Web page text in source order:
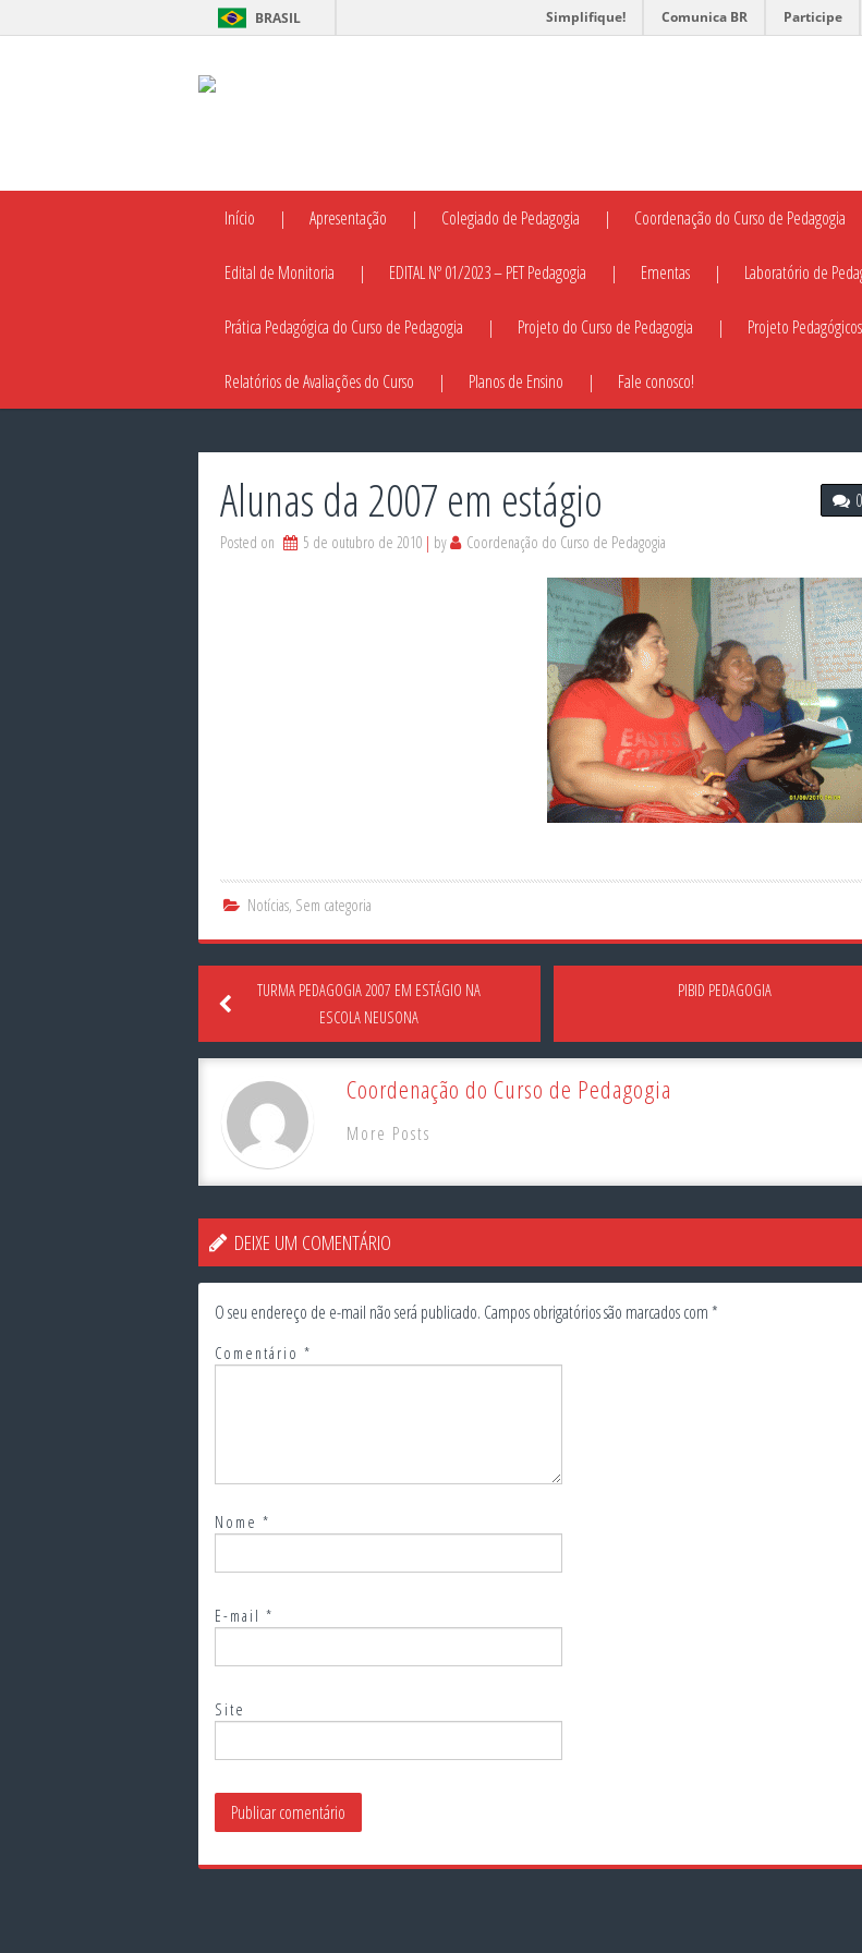
BRASIL Simplifique! Comunica BR Participe
Início Apresentação Colegiado de Pedagogia Coordenação do Curso de Pedagogia
Edital de Monitoria EDITAL Nº 01/2023 – PET Pedagogia Ementas Laboratório de
Prática Pedagógica do Curso de Pedagogia Projeto do Curso de Pedagogia Projeto
Relatórios de Avaliações do Curso Planos de Ensino Fale conosco!
0
Alunas da 2007 em estágio
Posted on 5 de outubro de 2010 by Coordenação do Curso de Pedagogia
Notícias, Sem categoria
TURMA PEDAGOGIA 2007 EM ESTÁGIO NA
ESCOLA NEUSONA
PIBID PEDAGOGIA
Coordenação do Curso de Pedagogia
More Posts
DEIXE UM COMENTÁRIO
O seu endereço de e-mail não será publicado. Campos obrigatórios são marcados com *
Comentário *
Nome *
E-mail *
Site